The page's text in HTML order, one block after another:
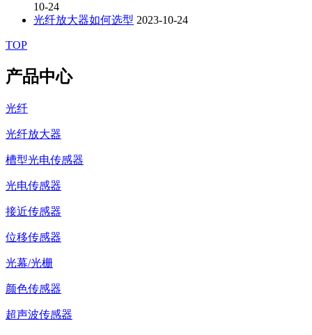
10-24
光纤放大器如何选型 2023-10-24
TOP
产品中心
光纤
光纤放大器
槽型光电传感器
光电传感器
接近传感器
位移传感器
光幕/光栅
颜色传感器
超声波传感器